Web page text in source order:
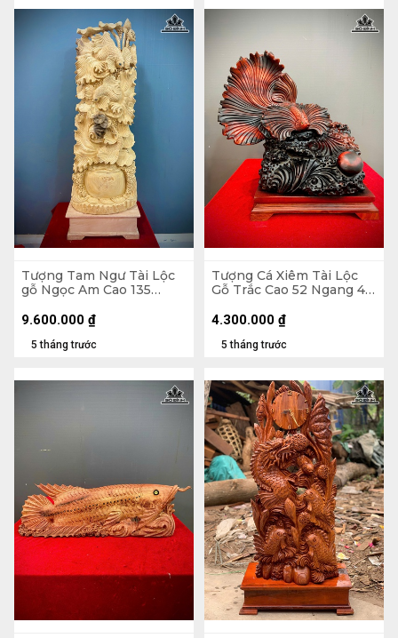
Tượng Tam Ngư Tài Lộc
gỗ Ngọc Am Cao 135
5 tháng trước
9.600.000 ₫
Tượng Cá Xiêm Tài Lộc
Gỗ Trắc Cao 52 Ngang 48
5 tháng trước
4.300.000 ₫